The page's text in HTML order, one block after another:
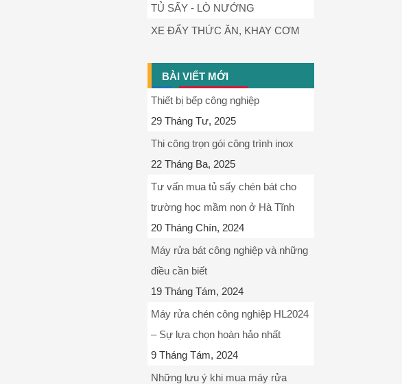
TỦ SẤY - LÒ NƯỚNG
XE ĐẨY THỨC ĂN, KHAY CƠM
BÀI VIẾT MỚI
Thiết bị bếp công nghiệp
29 Tháng Tư, 2025
Thi công trọn gói công trình inox
22 Tháng Ba, 2025
Tư vấn mua tủ sấy chén bát cho
trường học mầm non ở Hà Tĩnh
20 Tháng Chín, 2024
Máy rửa bát công nghiệp và những
điều cần biết
19 Tháng Tám, 2024
Máy rửa chén công nghiệp HL2024
– Sự lựa chọn hoàn hảo nhất
9 Tháng Tám, 2024
Những lưu ý khi mua máy rửa